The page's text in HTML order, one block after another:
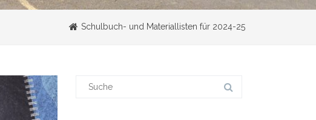
Schulbuch- und Materiallisten für 2024-25